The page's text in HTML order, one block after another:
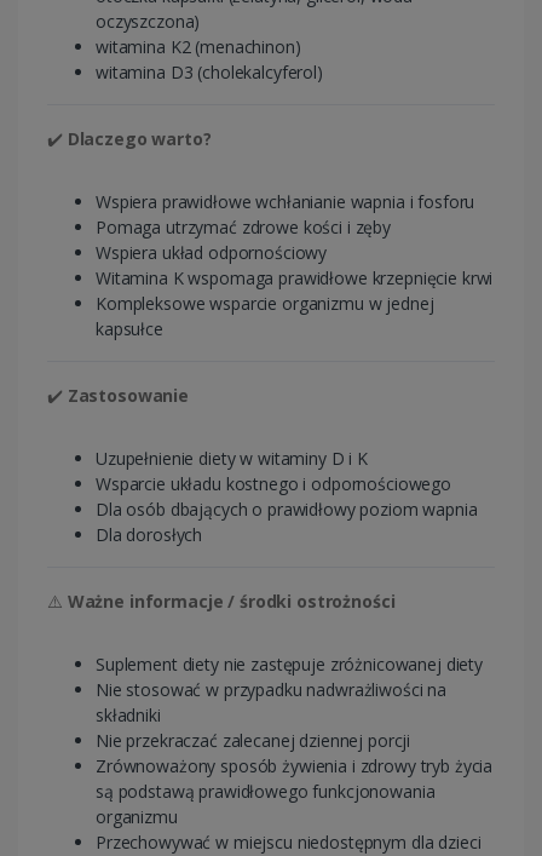
oczyszczona)
witamina K2 (menachinon)
witamina D3 (cholekalcyferol)
✔️ Dlaczego warto?
Wspiera prawidłowe wchłanianie wapnia i fosforu
Pomaga utrzymać zdrowe kości i zęby
Wspiera układ odpornościowy
Witamina K wspomaga prawidłowe krzepnięcie krwi
Kompleksowe wsparcie organizmu w jednej
kapsułce
✔️ Zastosowanie
Uzupełnienie diety w witaminy D i K
Wsparcie układu kostnego i odpornościowego
Dla osób dbających o prawidłowy poziom wapnia
Dla dorosłych
⚠️ Ważne informacje / środki ostrożności
Suplement diety nie zastępuje zróżnicowanej diety
Nie stosować w przypadku nadwrażliwości na
składniki
Nie przekraczać zalecanej dziennej porcji
Zrównoważony sposób żywienia i zdrowy tryb życia
są podstawą prawidłowego funkcjonowania
organizmu
Przechowywać w miejscu niedostępnym dla dzieci